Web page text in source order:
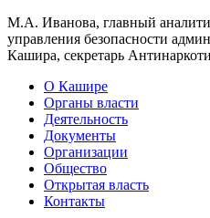
М.А. Иванова, главный
управления безопасности
Кашира, секретарь
О Кашире
Органы власти
Деятельность
Документы
Организации
Общество
Открытая власть
Контакты